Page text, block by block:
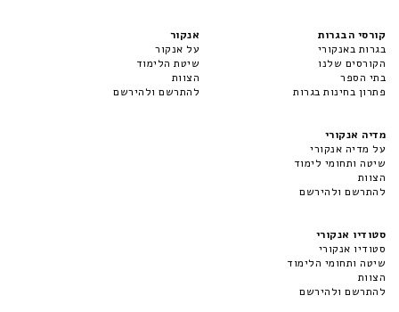
קורסי הבגרות
בגרות באנקורי
הקורסים שלנו
בתי הספר
פתרון בחינות בגרות
אנקור
על אנקור
שיטת הלימוד
הצוות
להתרשם ולהירשם
מדיה אנקורי
על מדיה אנקורי
שיטה ותחומי לימוד
הצוות
להתרשם ולהירשם
סטודיו אנקורי
סטודיו אנקורי
שיטה ותחומי הלימוד
הצוות
להתרשם ולהירשם